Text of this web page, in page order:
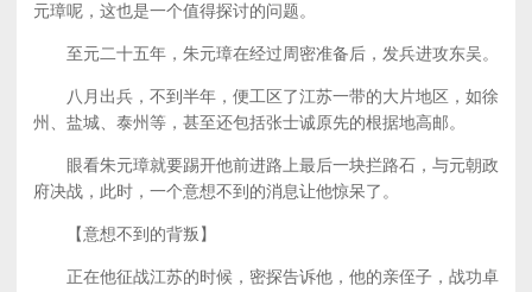
元璋呢，这也是一个值得探讨的问题。
至元二十五年，朱元璋在经过周密准备后，发兵进攻东吴。
八月出兵，不到半年，便工区了江苏一带的大片地区，如徐
州、盐城、泰州等，甚至还包括张士诚原先的根据地高邮。
眼看朱元璋就要踢开他前进路上最后一块拦路石，与元朝政
府决战，此时，一个意想不到的消息让他惊呆了。
【意想不到的背叛】
正在他征战江苏的时候，密探告诉他，他的亲侄子，战功卓